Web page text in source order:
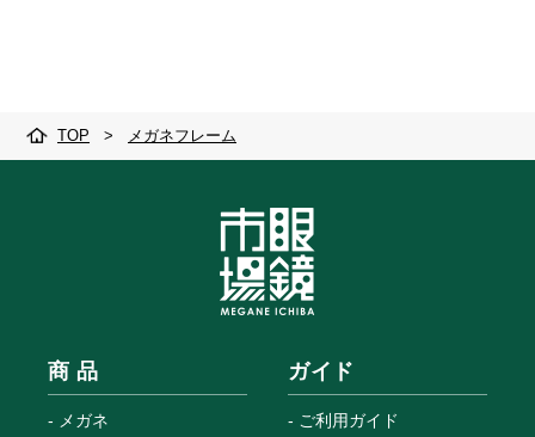
TOP > メガネフレーム
商 品
メガネ
ガイド
ご利用ガイド